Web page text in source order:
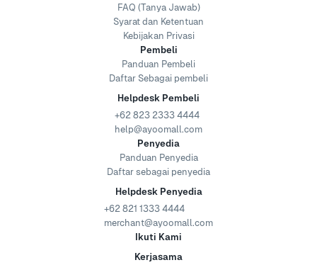
FAQ (Tanya Jawab)
Syarat dan Ketentuan
Kebijakan Privasi
Pembeli
Panduan Pembeli
Daftar Sebagai pembeli
Helpdesk Pembeli
+62 823 2333 4444
help@ayoomall.com
Penyedia
Panduan Penyedia
Daftar sebagai penyedia
Helpdesk Penyedia
+62 821 1333 4444
merchant@ayoomall.com
Ikuti Kami
Kerjasama